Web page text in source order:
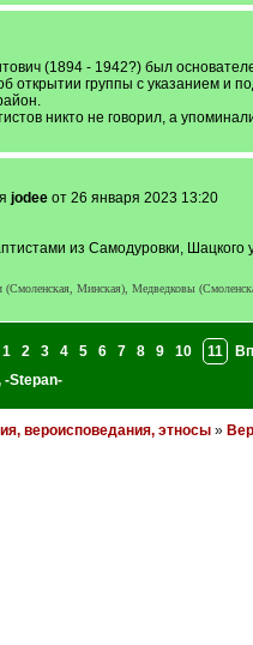
(1894 - 1942?) был
открытии группы с указанием и
никто не говорил, а
jodeeот 26 января 2023 13:20
из Самодуровки, Шацкого
Минская), Медведковы
1 2 3 4 5 6 7 8 9 10 11
-Stepan-
вероисповедания, этносы»